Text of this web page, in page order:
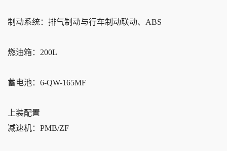
制动系统：排气制动与行车制动联动、ABS
燃油箱：200L
蓄电池：6-QW-165MF
上装配置
减速机：PMB/ZF